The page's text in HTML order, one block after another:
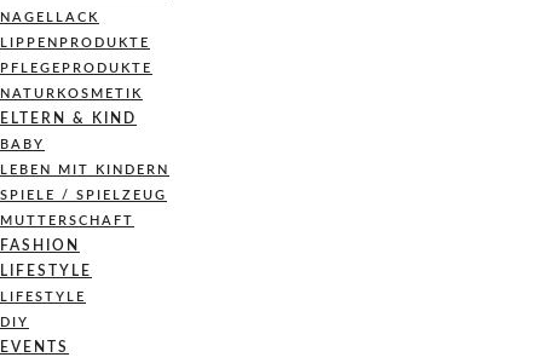
NAGELLACK
LIPPENPRODUKTE
PFLEGEPRODUKTE
NATURKOSMETIK
ELTERN & KIND
BABY
LEBEN MIT KINDERN
SPIELE / SPIELZEUG
MUTTERSCHAFT
FASHION
LIFESTYLE
LIFESTYLE
DIY
EVENTS